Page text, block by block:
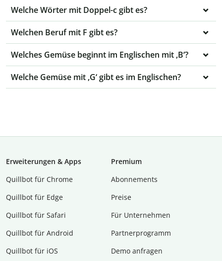
Welche Wörter mit Doppel-c gibt es?
Welchen Beruf mit F gibt es?
Welches Gemüse beginnt im Englischen mit ,B‘?
Welche Gemüse mit ,G‘ gibt es im Englischen?
Erweiterungen & Apps
Quillbot für Chrome
Quillbot für Edge
Quillbot für Safari
Quillbot für Android
Quillbot für iOS
Premium
Abon­ne­ments
Preise
Für Unternehmen
Partnerprogramm
Demo anfragen